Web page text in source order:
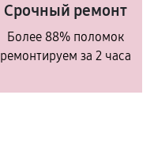
Срочный ремонт
Более 88% поломок
ремонтируем за 2 часа